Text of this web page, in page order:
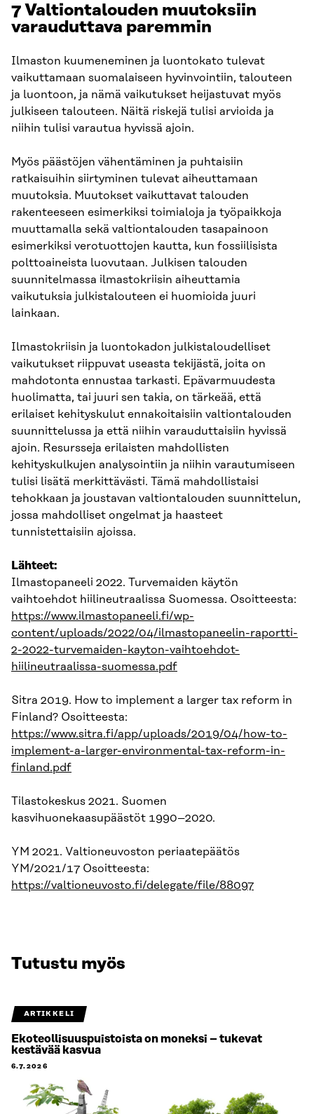
7 Valtiontalouden muutoksiin
varauduttava paremmin
Ilmaston kuumeneminen ja luontokato tulevat
vaikuttamaan suomalaiseen hyvinvointiin, talouteen
ja luontoon, ja nämä vaikutukset heijastuvat myös
julkiseen talouteen. Näitä riskejä tulisi arvioida ja
niihin tulisi varautua hyvissä ajoin.
Myös päästöjen vähentäminen ja puhtaisiin
ratkaisuihin siirtyminen tulevat aiheuttamaan
muutoksia. Muutokset vaikuttavat talouden
rakenteeseen esimerkiksi toimialoja ja työpaikkoja
muuttamalla sekä valtiontalouden tasapainoon
esimerkiksi verotuottojen kautta, kun fossiilisista
polttoaineista luovutaan. Julkisen talouden
suunnitelmassa ilmastokriisin aiheuttamia
vaikutuksia julkistalouteen ei huomioida juuri
lainkaan.
Ilmastokriisin ja luontokadon julkistaloudelliset
vaikutukset riippuvat useasta tekijästä, joita on
mahdotonta ennustaa tarkasti. Epävarmuudesta
huolimatta, tai juuri sen takia, on tärkeää, että
erilaiset kehityskulut ennakoitaisiin valtiontalouden
suunnittelussa ja että niihin varauduttaisiin hyvissä
ajoin. Resursseja erilaisten mahdollisten
kehityskulkujen analysointiin ja niihin varautumiseen
tulisi lisätä merkittävästi. Tämä mahdollistaisi
tehokkaan ja joustavan valtiontalouden suunnittelun,
jossa mahdolliset ongelmat ja haasteet
tunnistettaisiin ajoissa.
Lähteet:
Ilmastopaneeli 2022. Turvemaiden käytön
vaihtoehdot hiilineutraalissa Suomessa. Osoitteesta:
https://www.ilmastopaneeli.fi/wp-
content/uploads/2022/04/ilmastopaneelin-raportti-
2-2022-turvemaiden-kayton-vaihtoehdot-
hiilineutraalissa-suomessa.pdf
Sitra 2019. How to implement a larger tax reform in
Finland? Osoitteesta:
https://www.sitra.fi/app/uploads/2019/04/how-to-
implement-a-larger-environmental-tax-reform-in-
finland.pdf
Tilastokeskus 2021. Suomen
kasvihuonekaasupäästöt 1990–2020.
YM 2021. Valtioneuvoston periaatepäätös
YM/2021/17 Osoitteesta:
https://valtioneuvosto.fi/delegate/file/88097
Tutustu myös
ARTIKKELI
Ekoteollisuuspuistoista on moneksi – tukevat
kestävää kasvua
6.7.2026